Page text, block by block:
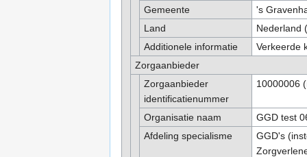
Gemeente
's
Land
Nederland
Additionele informatie
Verkeerde
Zorgaanbieder
Zorgaanbieder
identificatienummer
10000006
Organisatie naam
GGD test
Afdeling specialisme
GGD's